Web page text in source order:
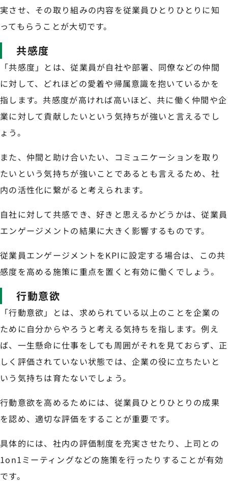
実させ、その取り組みの内容を従業員ひとりひとりに知
ってもらうことが大切です。
共感度
「共感度」とは、従業員が自社や部署、同僚などの仲間
に対して、どれほどの愛着や帰属意識を抱いているかを
指します。共感度が高ければ高いほど、共に働く仲間や企
業に対して貢献したいという気持ちが強いと言えるでし
ょう。
また、仲間と助け合いたい、コミュニケーションを取り
たいという気持ちが強いことであるとも言えるため、社
内の活性化に繋がると考えられます。
自社に対して共感でき、好きと思えるかどうかは、従業員
エンゲージメントの結果に大きく影響するものです。
従業員エンゲージメントをKPIに設定する場合は、この共
感度を高める施策に重点を置くと有効に働くでしょう。
行動意欲
「行動意欲」とは、求められている以上のことを企業の
ために自分からやろうと考える気持ちを指します。例え
ば、一生懸命に仕事をしても周囲がそれを見ておらず、正
しく評価されていない状態では、企業の役に立ちたいと
いう気持ちは育たないでしょう。
行動意欲を高めるためには、従業員ひとりひとりの成果
を認め、適切な評価をすることが重要です。
具体的には、社内の評価制度を充実させたり、上司との
1on1ミーティングなどの施策を行ったりすることが有効
です。